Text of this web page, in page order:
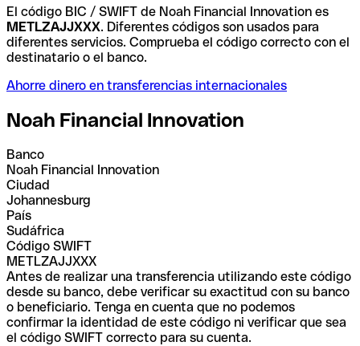
El código BIC / SWIFT de Noah Financial Innovation es
METLZAJJXXX. Diferentes códigos son usados para
diferentes servicios. Comprueba el código correcto con el
destinatario o el banco.
Ahorre dinero en transferencias internacionales
Noah Financial Innovation
Banco
Noah Financial Innovation
Ciudad
Johannesburg
País
Sudáfrica
Código SWIFT
METLZAJJXXX
Antes de realizar una transferencia utilizando este código
desde su banco, debe verificar su exactitud con su banco
o beneficiario. Tenga en cuenta que no podemos
confirmar la identidad de este código ni verificar que sea
el código SWIFT correcto para su cuenta.